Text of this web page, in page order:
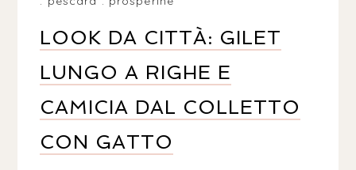
LOOK DA CITTÀ: GILET
LUNGO A RIGHE E
CAMICIA DAL COLLETTO
CON GATTO